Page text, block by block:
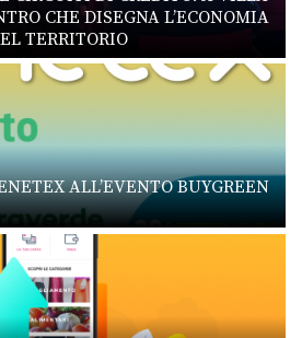
CHE DISEGNA L’ECONOMIA
TERRITORIO
ALL’EVENTO BUYGREEN